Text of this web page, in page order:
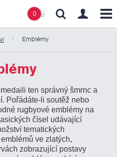
0
Emblémy
ten správný šmrnc a
Pořádáte-li soutěž nebo
rugbyové emblémy na
čísel udávající
tematických
ve zlatých,
zobrazující postavy